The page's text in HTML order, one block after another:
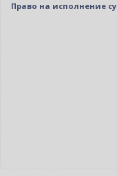
Право на исполнение